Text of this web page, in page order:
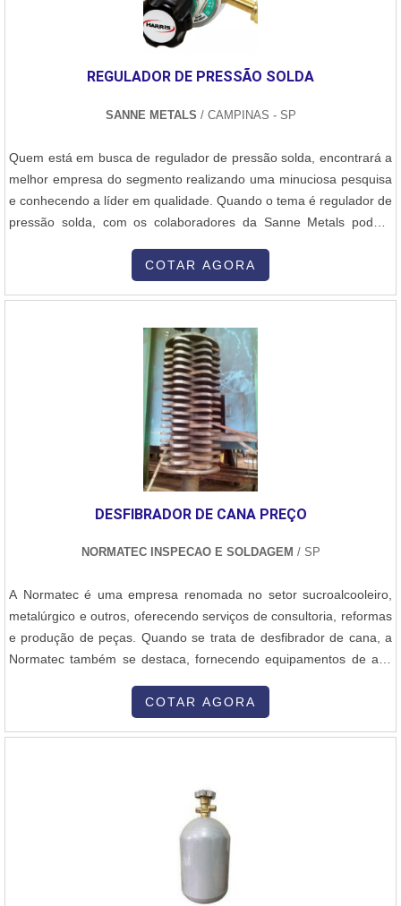
REGULADOR DE PRESSÃO SOLDA
SANNE METALS / CAMPINAS - SP
Quem está em busca de regulador de pressão solda, encontrará a
melhor empresa do segmento realizando uma minuciosa pesquisa
e conhecendo a líder em qualidade. Quando o tema é regulador de
pressão solda, com os colaboradores da Sanne Metals poderá
DETALHES SOBRE REGULADOR DE PRESSÃO SOLDAHá muitas
produzir um estrutura para os parceiros com: Escritório de alta
qualidade onde são realizadas as atividades Tecnologia de ponta
Sólida experiência no mercado.Tudo isso para oferecer regulador
de pressão solda com excelente custo-benefício. Ainda com uma
visão analítica sobre regulador de pressão solda, sempre deve-se
buscar uma empresa que tenha produtos e serviços com ótima
qualidade e assertividade, detalhes que passam despercebidos e
podem gerar prejuízo futuros para os clientes.Esses e outros
explora o segmento de consumíveis e equipamentos para solda e
brasagem. A empresa objetiva garantir o que há de melhor na
uma equipe com funcionários eficientes, que estão esperando seu
contato para tirar todas as dúvidas.QUALIDADE COMPROVADA
NO SEGMENTONa Sanne Metals tem tudo que se precisa para
consumíveis e equipamentos para solda e brasagem. Prezando
varetas e reguladores de pressão e vazão com ótima qualidade e
precisão.Para uma maior satisfação dos clientes, a empresa busca
investir nos melhores profissionais do mercado e em instalações
no segmento por toda seriedade e qualidade, o que garante o
sucesso dos clientes de ponta a ponta. Saiba mais detalhes
solicitando um orçamento sem compromisso!.
COTAR AGORA
DESFIBRADOR DE CANA PREÇO
NORMATEC INSPECAO E SOLDAGEM / SP
A Normatec é uma empresa renomada no setor sucroalcooleiro,
metalúrgico e outros, oferecendo serviços de consultoria, reformas
e produção de peças. Quando se trata de desfibrador de cana, a
Normatec também se destaca, fornecendo equipamentos de alta
equipamento essencial na indústria sucroalcooleira, responsável
produtividade.Além disso, a Normatec se preocupa com a
durabilidade e resistência de seus equipamentos. Os desfibradores
de cana são fabricados com materiais de alta qualidade,
garantindo uma longa vida útil e reduzindo os custos de
manutenção.A empresa também oferece um excelente suporte
técnico, estando sempre disponível para auxiliar seus clientes na
COTAR AGORA